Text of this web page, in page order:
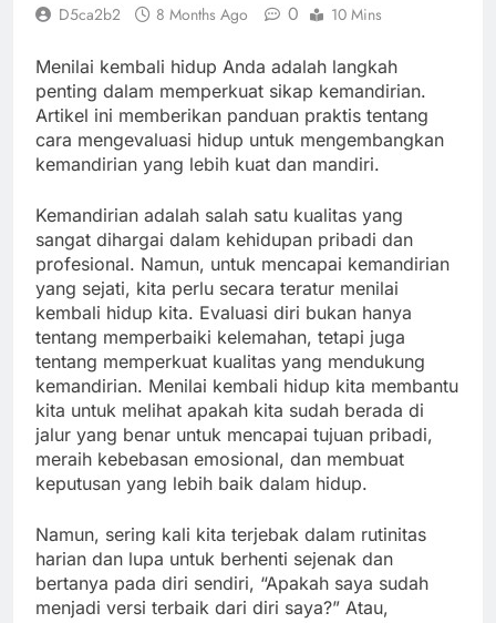
D5ca2b2 8 Months Ago 0 10 Mins
Menilai kembali hidup Anda adalah langkah
penting dalam memperkuat sikap kemandirian.
Artikel ini memberikan panduan praktis tentang
cara mengevaluasi hidup untuk mengembangkan
kemandirian yang lebih kuat dan mandiri.
Kemandirian adalah salah satu kualitas yang
sangat dihargai dalam kehidupan pribadi dan
profesional. Namun, untuk mencapai kemandirian
yang sejati, kita perlu secara teratur menilai
kembali hidup kita. Evaluasi diri bukan hanya
tentang memperbaiki kelemahan, tetapi juga
tentang memperkuat kualitas yang mendukung
kemandirian. Menilai kembali hidup kita membantu
kita untuk melihat apakah kita sudah berada di
jalur yang benar untuk mencapai tujuan pribadi,
meraih kebebasan emosional, dan membuat
keputusan yang lebih baik dalam hidup.
Namun, sering kali kita terjebak dalam rutinitas
harian dan lupa untuk berhenti sejenak dan
bertanya pada diri sendiri, “Apakah saya sudah
menjadi versi terbaik dari diri saya?” Atau,